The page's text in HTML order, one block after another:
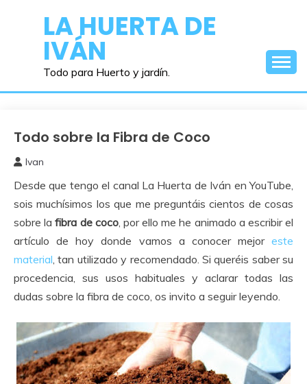
contenidoLA HUERTA DE
IVÁN
Todo para Huerto y jardín.
Huerto
Todo sobre la Fibra de Coco
abril,
2016
Ivan
Desde que tengo el canal La Huerta de Iván en YouTube,
sois muchísimos los que me preguntáis cientos de cosas
sobre lafibra de coco, por ello me he animado a escribir el
artículo de hoy donde vamos a conocer mejor este
material, tan utilizado y recomendado. Si queréis saber su
procedencia, sus usos habituales y aclarar todas las
dudas sobre la fibra de coco, os invito a seguir leyendo.